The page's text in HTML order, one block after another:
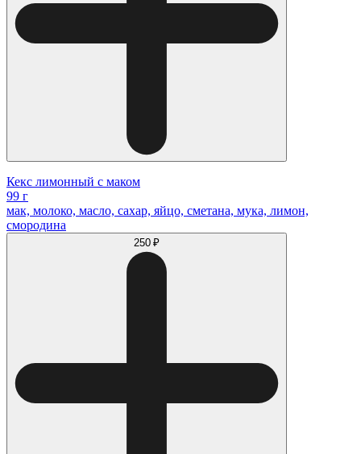
Кекс лимонный с маком
99 г
мак, молоко, масло, сахар, яйцо, сметана, мука, лимон,
смородина
250 ₽